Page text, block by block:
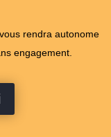
rendra autonome
engagement.